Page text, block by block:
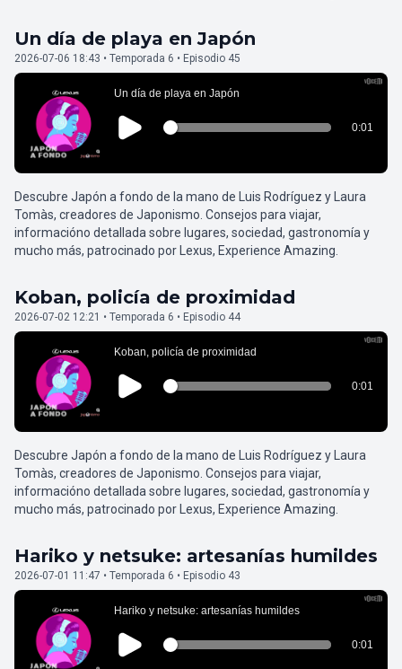
Un día de playa en Japón
2026-07-06 18:43 • Temporada 6 • Episodio 45
Descubre Japón a fondo de la mano de Luis Rodríguez y Laura
Tomàs, creadores de Japonismo. Consejos para viajar,
informacióno detallada sobre lugares, sociedad, gastronomía y
mucho más, patrocinado por Lexus, Experience Amazing.
Koban, policía de proximidad
2026-07-02 12:21 • Temporada 6 • Episodio 44
Descubre Japón a fondo de la mano de Luis Rodríguez y Laura
Tomàs, creadores de Japonismo. Consejos para viajar,
informacióno detallada sobre lugares, sociedad, gastronomía y
mucho más, patrocinado por Lexus, Experience Amazing.
Hariko y netsuke: artesanías humildes
2026-07-01 11:47 • Temporada 6 • Episodio 43